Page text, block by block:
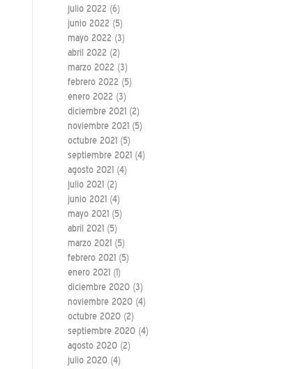
julio 2022 (6)
junio 2022 (5)
mayo 2022 (3)
abril 2022 (2)
marzo 2022 (3)
febrero 2022 (5)
enero 2022 (3)
diciembre 2021 (2)
noviembre 2021 (5)
octubre 2021 (5)
septiembre 2021 (4)
agosto 2021 (4)
julio 2021 (2)
junio 2021 (4)
mayo 2021 (5)
abril 2021 (5)
marzo 2021 (5)
febrero 2021 (5)
enero 2021 (1)
diciembre 2020 (3)
noviembre 2020 (4)
octubre 2020 (2)
septiembre 2020 (4)
agosto 2020 (2)
julio 2020 (4)